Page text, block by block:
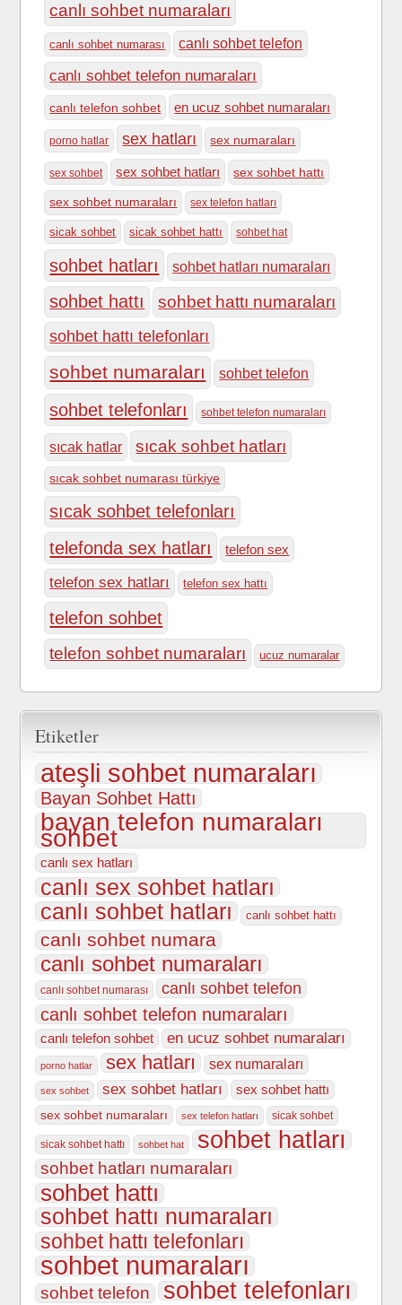
canlı sohbet numaraları
canlı sohbet numarası canlı sohbet telefon
canlı sohbet telefon numaraları
canlı telefon sohbet en ucuz sohbet numaraları
porno hatlar sex hatları sex numaraları
sex sohbet sex sohbet hatları sex sohbet hattı
sex sohbet numaraları sex telefon hatları
sicak sohbet sicak sohbet hattı sohbet hat
sohbet hatları sohbet hatları numaraları
sohbet hattı sohbet hattı numaraları
sohbet hattı telefonları
sohbet numaraları sohbet telefon
sohbet telefonları sohbet telefon numaraları
sıcak hatlar sıcak sohbet hatları
sıcak sohbet numarası türkiye
sıcak sohbet telefonları
telefonda sex hatları
telefon sex
telefon sex hatları telefon sex hattı
telefon sohbet
telefon sohbet numaraları ucuz numaralar
Etiketler
ateşli sohbet numaraları
Bayan Sohbet Hattı
bayan telefon numaraları
sohbet
canlı sex hatları
canlı sex sohbet hatları
canlı sohbet hatları
canlı sohbet hattı
canlı sohbet numara
canlı sohbet numaraları
canlı sohbet numarası canlı sohbet telefon
canlı sohbet telefon numaraları
canlı telefon sohbet en ucuz sohbet numaraları
porno hatlar sex hatları sex numaraları
sex sohbet sex sohbet hatları
sex sohbet hattı
sex sohbet numaraları
sex telefon hatları sicak sohbet
sicak sohbet hattı sohbet hat sohbet hatları
sohbet hatları numaraları
sohbet hattı
sohbet hattı numaraları
sohbet hattı telefonları
sohbet numaraları
sohbet telefon sohbet telefonları